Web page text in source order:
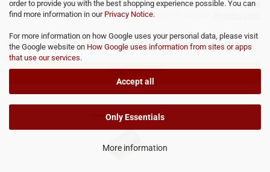
order to provide you with the best shopping experience possible. You can
find more information in our Privacy Notice.
For more information on how Google uses your personal data, please visit
the Google website on How Google uses information from sites or apps
that use our services.
Accept all
Only Essentials
More information
1,60 EUR
incl. 19% tax excl.